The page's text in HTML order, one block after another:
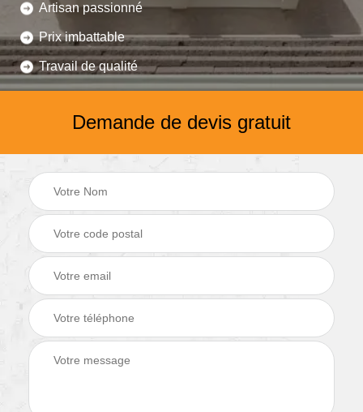
Artisan passionné
Prix imbattable
Travail de qualité
Demande de devis gratuit